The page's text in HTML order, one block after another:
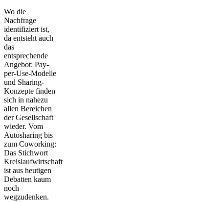
Wo die
Nachfrage
identifiziert ist,
da entsteht auch
das
entsprechende
Angebot: Pay-
per-Use-Modelle
und Sharing-
Konzepte finden
sich in nahezu
allen Bereichen
der Gesellschaft
wieder. Vom
Autosharing bis
zum Coworking:
Das Stichwort
Kreislaufwirtschaft
ist aus heutigen
Debatten kaum
noch
wegzudenken.